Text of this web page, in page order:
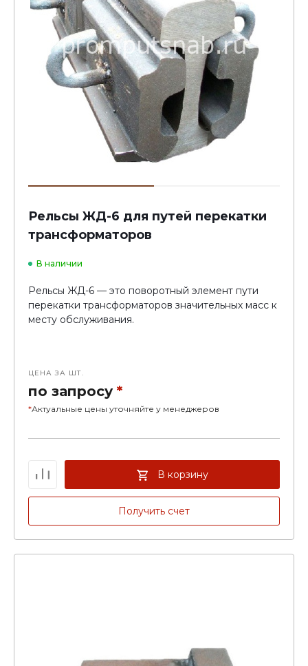
Рельсы ЖД-6 для путей перекатки
трансформаторов
В наличии
Рельсы ЖД-6 — это поворотный элемент пути
перекатки трансформаторов значительных масс к
месту обслуживания.
ЦЕНА ЗА ШТ.
по запросу *
*Актуальные цены уточняйте у менеджеров
Получить счет
В корзину